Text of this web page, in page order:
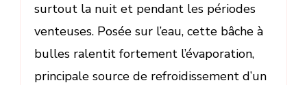
surtout la nuit et pendant les périodes
venteuses. Posée sur l’eau, cette bâche à
bulles ralentit fortement l’évaporation,
principale source de refroidissement d’un